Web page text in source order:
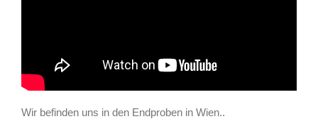
Wir befinden uns in den Endproben in Wien..